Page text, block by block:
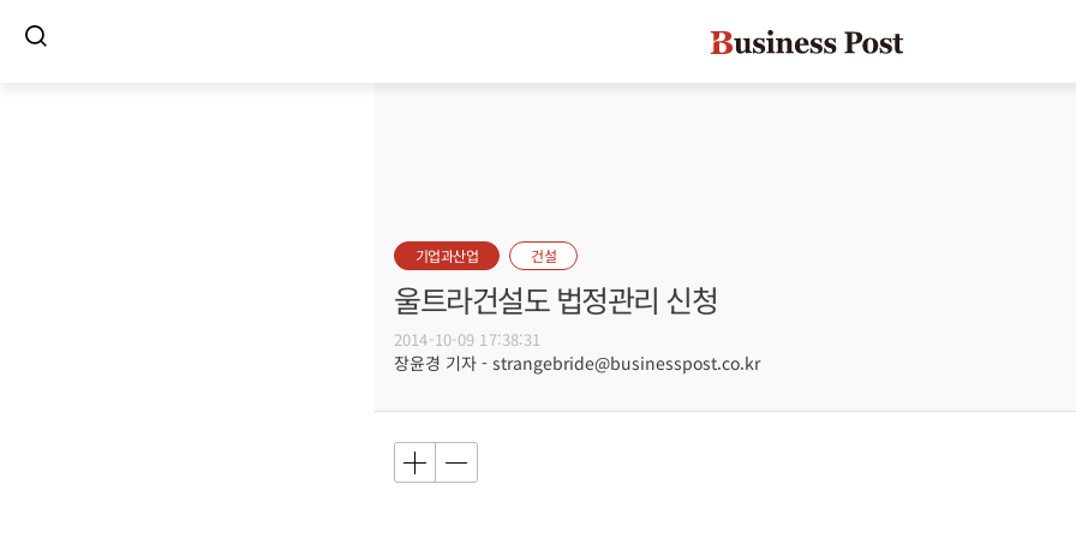
기업과산업 건설
울트라건설도 법정관리 신청
2014-10-09 17:38:31
장윤경 기자 - strangebride@businesspost.co.kr